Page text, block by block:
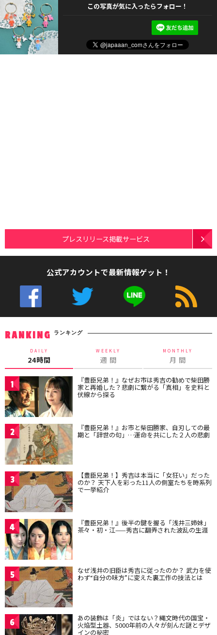
この写真が気に入ったらフォロー！
プレスリリース掲載サービス
公式アカウントで最新情報ゲット！
RANKING ランキング
DAILY
24時間
WEEKLY
週 間
MONTHLY
月 間
1 『豊臣兄弟！』なぜお市は秀吉の勧めで柴田勝
家と再婚した？悲劇に繋がる「真相」を史料と
伏線から探る
2 『豊臣兄弟！』お市と柴田勝家、自刃しての最
期と「辞世の句」…運命を共にした２人の悲劇
3 【豊臣兄弟！】秀吉は本当に「女狂い」だった
のか？ 天下人を彩った11人の側室たちを時系列
で一挙紹介
4 『豊臣兄弟！』後半の鍵を握る「浅井三姉妹」
茶々・初・江——秀吉に翻弄された波乱の生涯
5 なぜ浅井の旧臣は秀吉に従ったのか？ 武力を使
わず“自分の味方”に変えた裏工作の技法とは
6 あの装飾は「炎」ではない？縄文時代の国宝・
火焔型土器、5000年前の人々が刻んだ謎とデザ
インの秘密